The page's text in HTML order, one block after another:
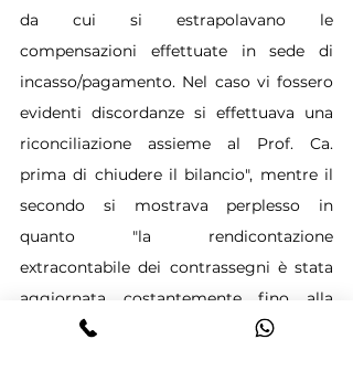
da cui si estrapolavano le
compensazioni effettuate in sede di
incasso/pagamento. Nel caso vi fossero
evidenti discordanze si effettuava una
riconciliazione assieme al Prof. Ca.
prima di chiudere il bilancio", mentre il
secondo si mostrava perplesso in
quanto "la rendicontazione
extracontabile dei contrassegni è stata
aggiornata costantemente fino alla
cessata attività del consorzio ed al